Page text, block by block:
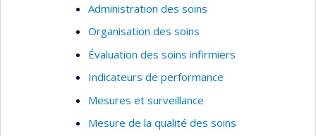
Administration des soins
Organisation des soins
Évaluation des soins infirmiers
Indicateurs de performance
Mesures et surveillance
Mesure de la qualité des soins